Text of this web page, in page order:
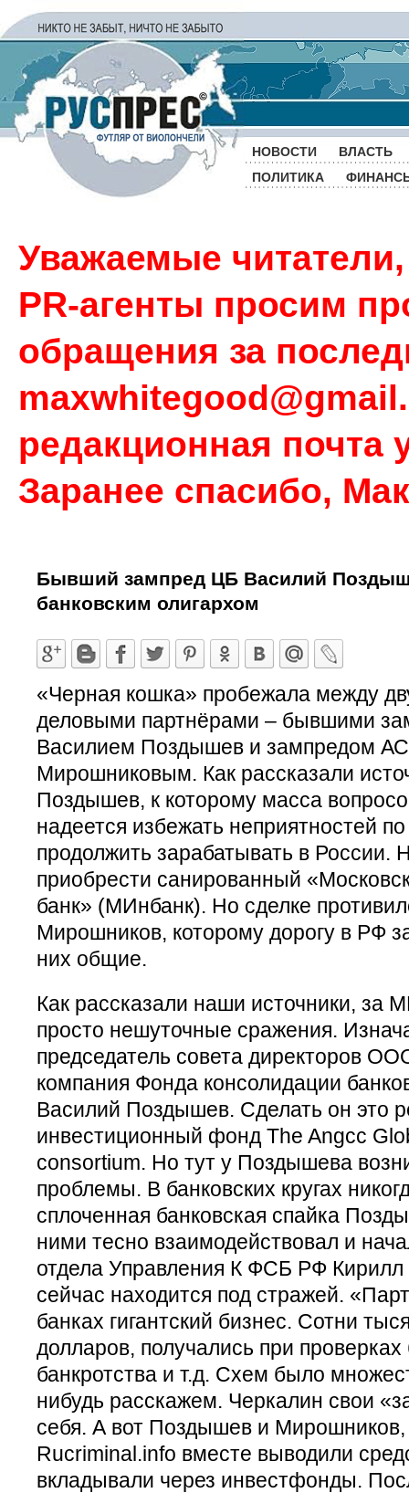
НОВОСТИ
ВЛАСТЬ
ПОЛИТИКА
Уважаемые
PR-агенты просим
обращения за
редакционная почта
Заранее спасибо,
Бывший зампред ЦБ Василий
банковским олигархом
«Черная кошка» пробежала между
деловыми партнёрами – бывшими
Василием Поздышев и зампредом
Мирошниковым. Как рассказали
Поздышев, к которому масса
надеется избежать неприятностей
продолжить зарабатывать в России.
приобрести санированный
банк» (МИнбанк). Но сделке
Мирошников, которому дорогу в РФ
них общие.
Как рассказали наши источники, за
просто нешуточные сражения.
председатель совета директоров
компания Фонда консолидации
Василий Поздышев. Сделать он это
инвестиционный фонд The Angcc
consortium. Но тут у Поздышева
проблемы. В банковских кругах
сплоченная банковская спайка
ними тесно взаимодействовал и
отдела Управления К ФСБ РФ Кирилл
сейчас находится под стражей.
банках гигантский бизнес. Сотни
долларов, получались при
банкротства и т.д. Схем было
нибудь расскажем. Черкалин свои
себя. А вот Поздышев и Мирошников,
Rucriminal.info вместе выводили
вкладывали через инвестфонды.